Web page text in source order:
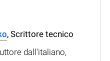
, Scrittore tecnico
dall'italiano,